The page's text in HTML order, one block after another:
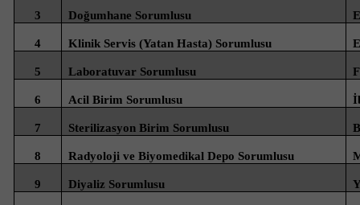
3 Doğumhane Sorumlusu
4 Klinik Servis (Yatan Hasta) Sorumlusu
5 Laboratuvar Sorumlusu
6 Acil Birim Sorumlusu
7 Sterilizasyon Birim Sorumlusu
8 Radyoloji ve Biyomedikal Depo Sorumlusu
9 Diyaliz Sorumlusu